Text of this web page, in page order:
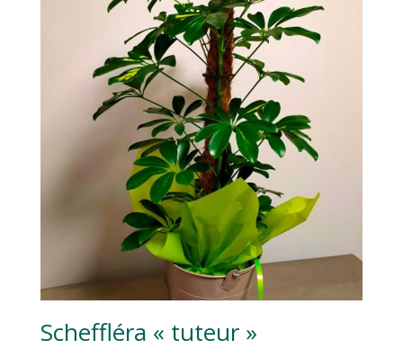
Scheffléra « tuteur »